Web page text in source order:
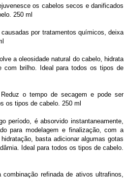
os cabelos secos e danificados
250 ml
por tratamentos químicos, deixa
a oleosidade natural do cabelo, hidrata
brilho. Ideal para todos os tipos de
o tempo de secagem e pode ser
os tipos de cabelo. 250 ml
período, é absorvido instantaneamente,
para modelagem e finalização, com a
basta adicionar algumas gotas
Ideal para todos os tipos de cabelo.
refinada de ativos ultrafinos,